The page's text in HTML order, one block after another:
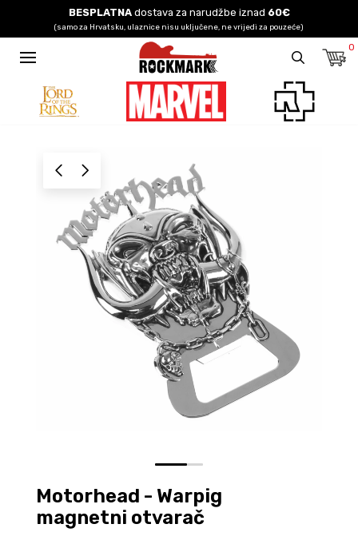
BESPLATNAdostava za narudžbe iznad 60€
(samo za Hrvatsku, ulaznice nisu uključene, ne vrijedi za pouzeće)
0
0 1
Motorhead - Warpig
magnetni otvarač